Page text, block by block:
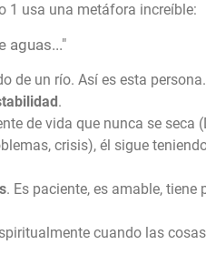
1 usa una metáfora increíble:
aguas..."
de un río. Así es esta persona.
.
de vida que nunca se seca
crisis), él sigue
. Es paciente, es amable, tiene
cuando las